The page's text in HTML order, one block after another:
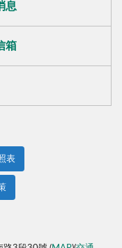
息
箱
表